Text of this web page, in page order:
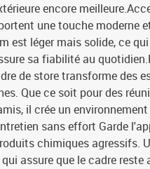
encore
une touche moderne
est léger mais solide, ce
sa fiabilité au
de store transforme des
Que ce soit pour des
il crée un
sans effort Garde
chimiques agressifs.
assure que le cadre reste